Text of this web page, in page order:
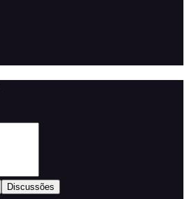
Discussões